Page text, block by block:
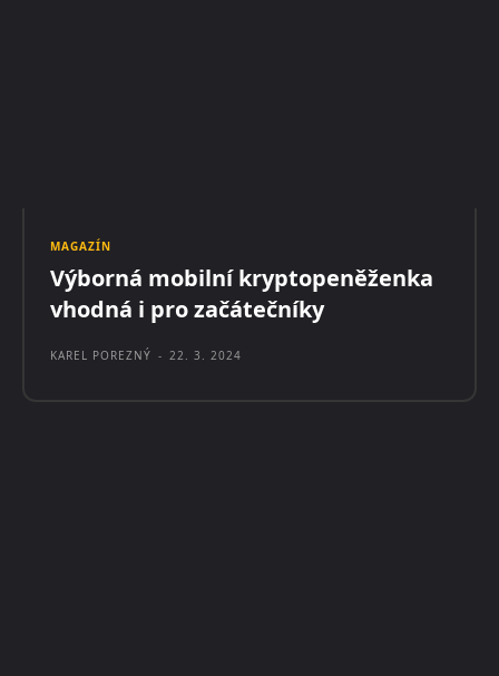
MAGAZÍN
Výborná mobilní kryptopeněženka
vhodná i pro začátečníky
KAREL POREZNÝ - 22. 3. 2024